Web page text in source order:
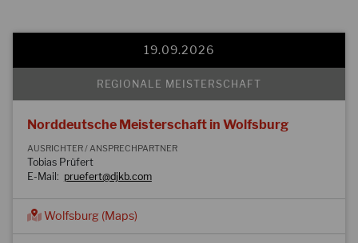
19.09.2026
REGIONALE MEISTERSCHAFT
Norddeutsche Meisterschaft in Wolfsburg
AUSRICHTER / ANSPRECHPARTNER
Tobias Prüfert
E-Mail: pruefert@djkb.com
Wolfsburg (Maps)